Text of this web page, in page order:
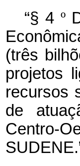
“§ 4 º
(três
projetos
recursos
de
Centro-